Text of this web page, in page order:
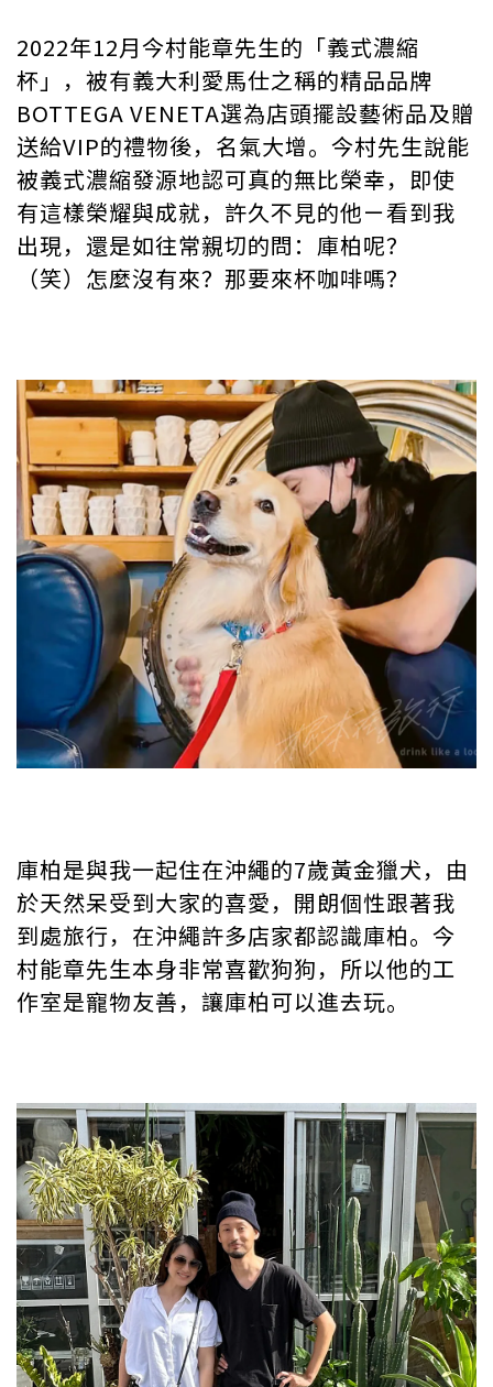
2022年12月今村能章先生的「義式濃縮
杯」，被有義大利愛馬仕之稱的精品品牌
BOTTEGA VENETA選為店頭擺設藝術品及贈
送給VIP的禮物後，名氣大增。今村先生說能
被義式濃縮發源地認可真的無比榮幸，即使
有這樣榮耀與成就，許久不見的他ㄧ看到我
出現，還是如往常親切的問：庫柏呢？
（笑）怎麼沒有來？那要來杯咖啡嗎？
庫柏是與我一起住在沖繩的7歲黃金獵犬，由
於天然呆受到大家的喜愛，開朗個性跟著我
到處旅行，在沖繩許多店家都認識庫柏。今
村能章先生本身非常喜歡狗狗，所以他的工
作室是寵物友善，讓庫柏可以進去玩。